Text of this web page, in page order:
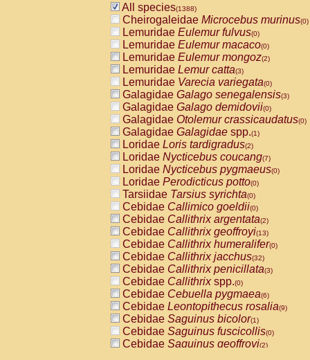
All species(1388)
Cheirogaleidae Microcebus murinus(0)
Lemuridae Eulemur fulvus(0)
Lemuridae Eulemur macaco(0)
Lemuridae Eulemur mongoz(2)
Lemuridae Lemur catta(3)
Lemuridae Varecia variegata(0)
Galagidae Galago senegalensis(3)
Galagidae Galago demidovii(0)
Galagidae Otolemur crassicaudatus(0)
Galagidae Galagidae spp.(1)
Loridae Loris tardigradus(2)
Loridae Nycticebus coucang(7)
Loridae Nycticebus pygmaeus(0)
Loridae Perodicticus potto(0)
Tarsiidae Tarsius syrichta(0)
Cebidae Callimico goeldii(0)
Cebidae Callithrix argentata(2)
Cebidae Callithrix geoffroyi(13)
Cebidae Callithrix humeralifer(0)
Cebidae Callithrix jacchus(32)
Cebidae Callithrix penicillata(3)
Cebidae Callithrixspp.(0)
Cebidae Cebuella pygmaea(6)
Cebidae Leontopithecus rosalia(9)
Cebidae Saguinus bicolor(1)
Cebidae Saguinus fuscicollis(0)
Cebidae Saguinus geoffroyi(2)